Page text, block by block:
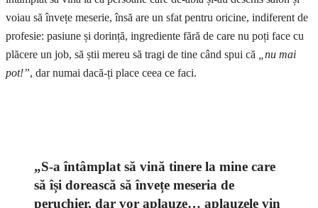
voiau să învețe meserie, însă are un sfat pentru oricine, indiferent de
profesie: pasiune și dorință, ingrediente fără de care nu poți face cu
plăcere un job, să știi mereu să tragi de tine când spui că „nu mai
pot!”, dar numai dacă-ți place ceea ce faci.
„S-a întâmplat să vină tinere la mine care
să își dorească să învețe meseria de
peruchier, dar vor aplauze… aplauzele vin